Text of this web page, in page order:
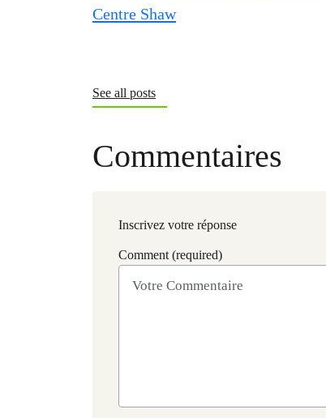
See all posts
Commentaires
Inscrivez votre réponse
Comment (required)